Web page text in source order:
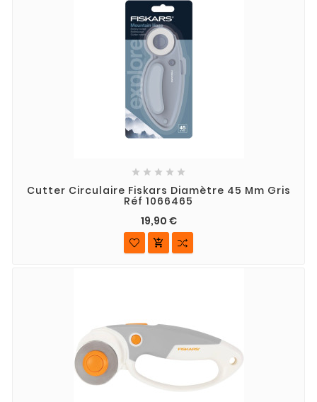
    
Cutter Circulaire Fiskars Diamètre 45 Mm Gris
Réf 1066465
19,90 €
